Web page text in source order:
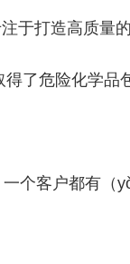
打造高质量
了危险化学
客户都有（